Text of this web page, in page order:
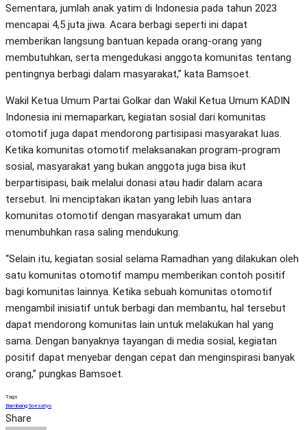
Sementara, jumlah anak yatim di Indonesia pada tahun 2023
mencapai 4,5 juta jiwa. Acara berbagi seperti ini dapat
memberikan langsung bantuan kepada orang-orang yang
membutuhkan, serta mengedukasi anggota komunitas tentang
pentingnya berbagi dalam masyarakat,” kata Bamsoet.
Wakil Ketua Umum Partai Golkar dan Wakil Ketua Umum KADIN
Indonesia ini memaparkan, kegiatan sosial dari komunitas
otomotif juga dapat mendorong partisipasi masyarakat luas.
Ketika komunitas otomotif melaksanakan program-program
sosial, masyarakat yang bukan anggota juga bisa ikut
berpartisipasi, baik melalui donasi atau hadir dalam acara
tersebut. Ini menciptakan ikatan yang lebih luas antara
komunitas otomotif dengan masyarakat umum dan
menumbuhkan rasa saling mendukung.
“Selain itu, kegiatan sosial selama Ramadhan yang dilakukan oleh
satu komunitas otomotif mampu memberikan contoh positif
bagi komunitas lainnya. Ketika sebuah komunitas otomotif
mengambil inisiatif untuk berbagi dan membantu, hal tersebut
dapat mendorong komunitas lain untuk melakukan hal yang
sama. Dengan banyaknya tayangan di media sosial, kegiatan
positif dapat menyebar dengan cepat dan menginspirasi banyak
orang,” pungkas Bamsoet.
Tags
Bambang Soesatyo
Share